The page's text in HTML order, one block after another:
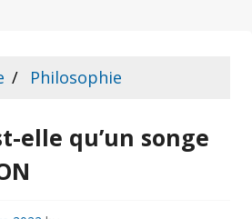
Philosophie
elle qu’un songe